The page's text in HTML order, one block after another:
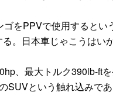
をPPVで使用すると
。日本車じゃこうはい
、最大トルク390lb-ft
という触れ込みであ